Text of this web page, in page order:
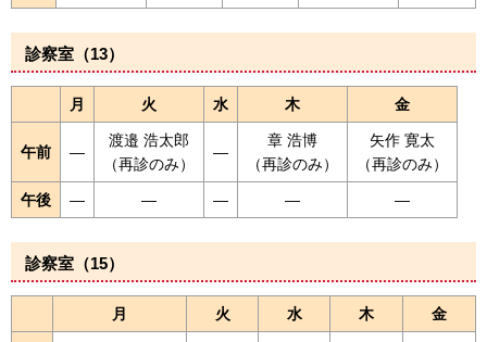
診察室（13）
月 火 水 木 金
午前 —
渡邉 浩太郎
（再診のみ）
—
章 浩博
（再診のみ）
矢作 寛太
（再診のみ）
午後 — — — — —
診察室（15）
月 火 水 木 金